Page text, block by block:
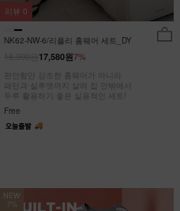
NK62-NW-6/리플리 홈웨어 세트_DY
7%
17,580원
편안함만 강조한 홈웨어가 아니라
패턴과 실루엣까지 살려 집 안밖에서
두루 활용하기 좋은 실용적인 세트!
Free
리뷰 0
NEW
7%